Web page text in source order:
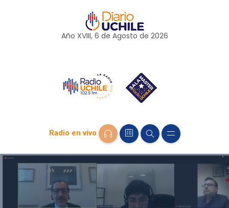
Año XVIII, 6 de Agosto de 2026
Radio en vivo